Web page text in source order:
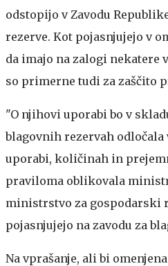
odstopijo v Zavodu
rezerve. Kot pojasnjujejo v
da imajo na zalogi nekatere
so primerne tudi za zaščito
"O njihovi uporabi bo v
blagovnih rezervah odločala
uporabi, količinah in
praviloma oblikovala
ministrstvo za gospodarski
pojasnjujejo na zavodu za
Na vprašanje, ali bi